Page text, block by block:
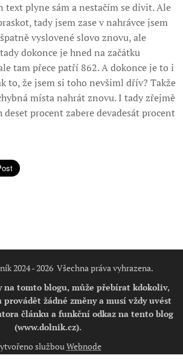
text plyne sám a nestačím se divit. Ale
tady jsem zase v nahrávce jsem
vyslovené slovo znovu, ale
dokonce je hned na začátku
tam přece patří 862. A dokonce je to i
to, že jsem si toho nevšiml dřív? Takže
místa nahrát znovu. I tady zřejmě
procent zabere devadesát procent
2024 - 2026 Všechna práva vyhrazena.
na tomto blogu, může přebírat kdokoliv,
žádné změny a musí vždy uvést
článku a funkční odkaz na tento blog
(www.dolnik.cz).
službouWebnode